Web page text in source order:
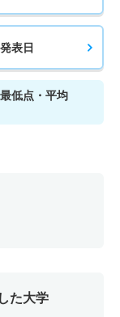
表日
低点・平均
た大学